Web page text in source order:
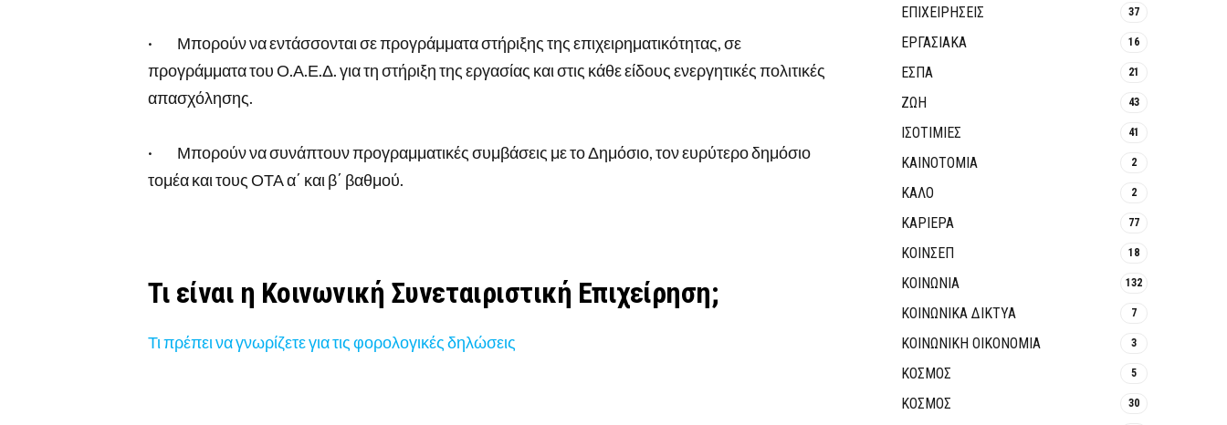
· Μπορούν να εντάσσονται σε προγράμματα στήριξης της επιχειρηματικότητας, σε
προγράμματα του Ο.Α.Ε.Δ. για τη στήριξη της εργασίας και στις κάθε είδους ενεργητικές πολιτικές
απασχόλησης.
· Μπορούν να συνάπτουν προγραμματικές συμβάσεις με το Δημόσιο, τον ευρύτερο δημόσιο
τομέα και τους ΟΤΑ α΄ και β΄ βαθμού.
Τι είναι η Κοινωνική Συνεταιριστική Επιχείρηση;
Τι πρέπει να γνωρίζετε για τις φορολογικές δηλώσεις
ΕΠΙΧΕΙΡΗΣΕΙΣ 37
ΕΡΓΑΣΙΑΚΑ 16
ΕΣΠΑ 21
ΖΩΗ 43
ΙΣΟΤΙΜΙΕΣ 41
ΚΑΙΝΟΤΟΜΊΑ 2
ΚΑΛΟ 2
ΚΑΡΙΕΡΑ 77
ΚΟΙΝΣΕΠ 18
ΚΟΙΝΩΝΙΑ 132
ΚΟΙΝΩΝΙΚΆ ΔΊΚΤΥΑ 7
ΚΟΙΝΩΝΙΚΉ ΟΙΚΟΝΟΜΊΑ 3
ΚΟΣΜΟΣ 5
ΚΟΣΜΟΣ 30